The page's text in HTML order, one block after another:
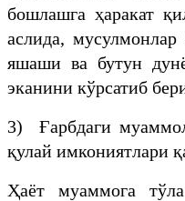
бошлашга ҳаракат
аслида,
яшаши ва бутун
эканини кўрсатиб
3) Ғарбдаги
қулай имкониятлари
Ҳаёт муаммога